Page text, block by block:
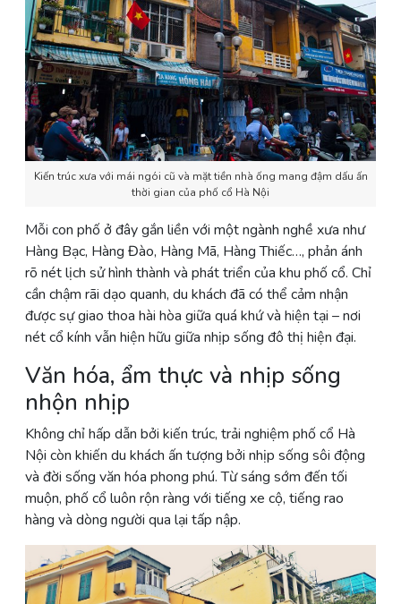
Kiến trúc xưa với mái ngói cũ và mặt tiền nhà ống mang đậm dấu ấn
thời gian của phố cổ Hà Nội
Mỗi con phố ở đây gắn liền với một ngành nghề xưa như
Hàng Bạc, Hàng Đào, Hàng Mã, Hàng Thiếc…, phản ánh
rõ nét lịch sử hình thành và phát triển của khu phố cổ. Chỉ
cần chậm rãi dạo quanh, du khách đã có thể cảm nhận
được sự giao thoa hài hòa giữa quá khứ và hiện tại – nơi
nét cổ kính vẫn hiện hữu giữa nhịp sống đô thị hiện đại.
Văn hóa, ẩm thực và nhịp sống
nhộn nhịp
Không chỉ hấp dẫn bởi kiến trúc, trải nghiệm phố cổ Hà
Nội còn khiến du khách ấn tượng bởi nhịp sống sôi động
và đời sống văn hóa phong phú. Từ sáng sớm đến tối
muộn, phố cổ luôn rộn ràng với tiếng xe cộ, tiếng rao
hàng và dòng người qua lại tấp nập.